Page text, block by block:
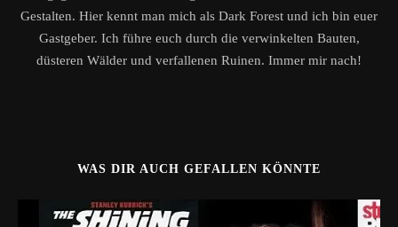
Gestalten. Hier kennt man mich als Dark Forest und ich bin euer
Gastgeber. Ich führe euch durch die verwinkelten Bauten,
düsteren Wälder und verfallenen Ruinen. Immer mir nach!
WAS DIR AUCH GEFALLEN KÖNNTE